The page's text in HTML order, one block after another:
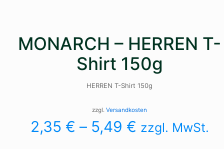
MONARCH – HERREN T-
Shirt 150g
HERREN T-Shirt 150g
zzgl. Versandkosten
2,35 € – 5,49 € zzgl. MwSt.